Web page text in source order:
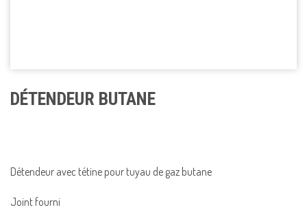
DÉTENDEUR BUTANE
Détendeur avec tétine pour tuyau de gaz butane
Joint fourni